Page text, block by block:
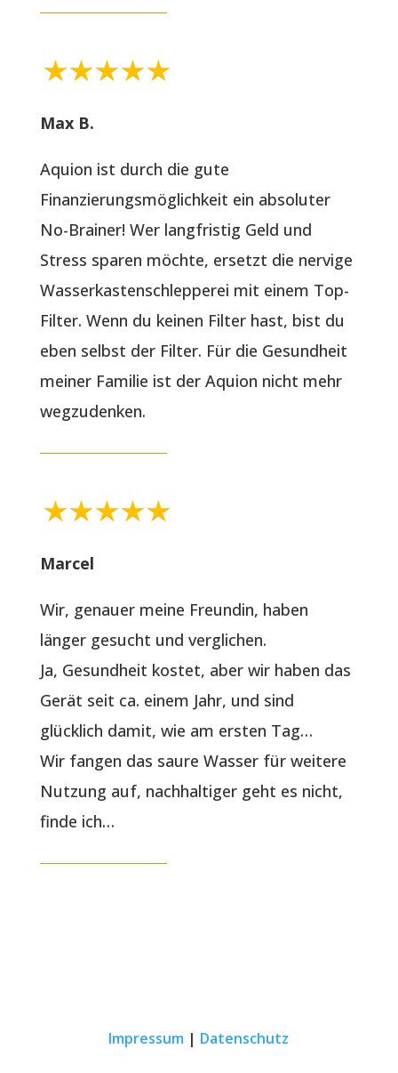
Max B.
Aquion ist durch die gute
Finanzierungsmöglichkeit ein absoluter
No-Brainer! Wer langfristig Geld und
Stress sparen möchte, ersetzt die nervige
Wasserkastenschlepperei mit einem Top-
Filter. Wenn du keinen Filter hast, bist du
eben selbst der Filter. Für die Gesundheit
meiner Familie ist der Aquion nicht mehr
wegzudenken.
Marcel
Wir, genauer meine Freundin, haben
länger gesucht und verglichen.
Ja, Gesundheit kostet, aber wir haben das
Gerät seit ca. einem Jahr, und sind
glücklich damit, wie am ersten Tag…
Wir fangen das saure Wasser für weitere
Nutzung auf, nachhaltiger geht es nicht,
finde ich…
Impressum | Datenschutz